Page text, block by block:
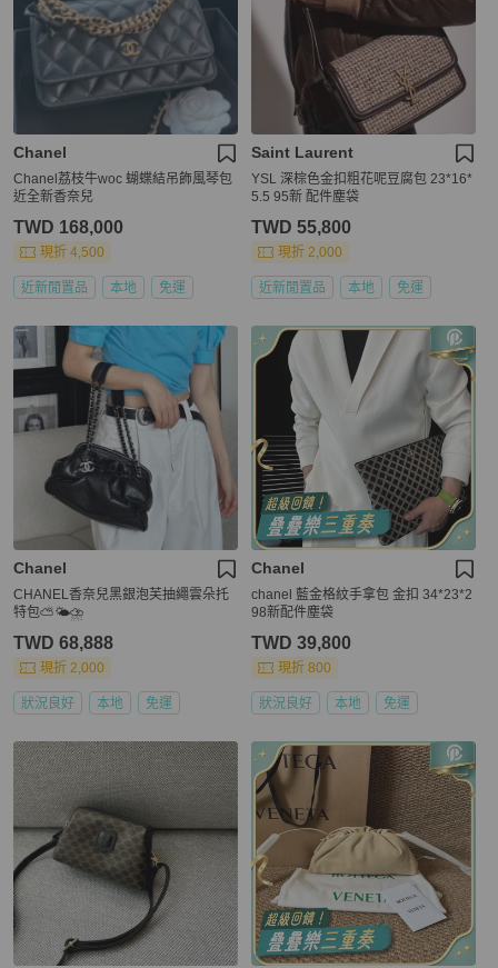
Chanel
Chanel荔枝牛woc 蝴蝶結吊飾風琴包
近全新香奈兒
TWD 168,000
現折 4,500
近新閒置品 本地 免運
Saint Laurent
YSL 深棕色金扣粗花呢豆腐包 23*16*
5.5 95新 配件塵袋
TWD 55,800
現折 2,000
近新閒置品 本地 免運
Chanel
CHANEL香奈兒黑銀泡芙抽繩雲朵托
特包⛅️🌤️⛈️
TWD 68,888
現折 2,000
狀況良好 本地 免運
Chanel
chanel 藍金格紋手拿包 金扣 34*23*2
98新配件塵袋
TWD 39,800
現折 800
狀況良好 本地 免運